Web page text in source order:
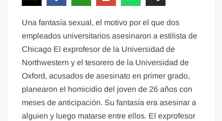
Una fantasía sexual, el motivo por el que dos
empleados universitarios asesinaron a estilista de
Chicago El exprofesor de la Universidad de
Northwestern y el tesorero de la Universidad de
Oxford, acusados de asesinato en primer grado,
planearon el homicidio del joven de 26 años con
meses de anticipación. Su fantasía era asesinar a
alguien y luego matarse entre ellos. El exprofesor